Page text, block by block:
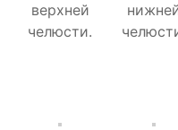
верхней
челюсти.